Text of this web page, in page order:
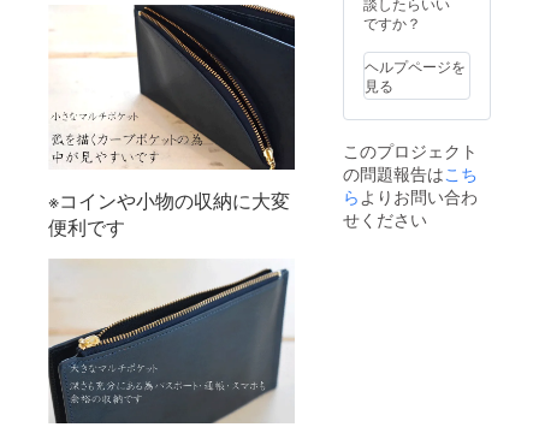
※コインや小物の収納に大変
便利です
イン(クワッ
542-0082大
阪市中央区
島之内2-14-
29-506
06-6568-
9996
info@quadst
ですか？
ヘルプページを
見る
このプロジェクト
の問題報告はこち
ら よりお問い合わ
せください